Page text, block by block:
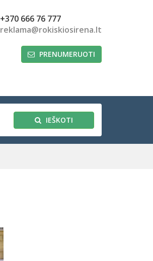
+370 666 76 777
reklama@rokiskiosirena.lt
PRENUMERUOTI
IEŠKOTI